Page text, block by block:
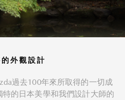
外觀設計
過去100年來所取得的一切成
的日本美學和我們設計大師的